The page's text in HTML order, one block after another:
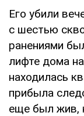
Его убили
с шестью
ранениями
лифте дома
находилась
прибыла
еще был жив,